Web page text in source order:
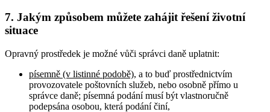
7. Jakým způsobem můžete zahájit řešení životní
situace
Opravný prostředek je možné vůči správci daně uplatnit:
písemně (v listinné podobě), a to buď prostřednictvím
provozovatele poštovních služeb, nebo osobně přímo u
správce daně; písemná podání musí být vlastnoručně
podepsána osobou, která podání činí,